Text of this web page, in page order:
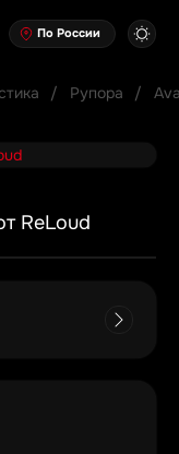
По России
Рупора
ReLoud